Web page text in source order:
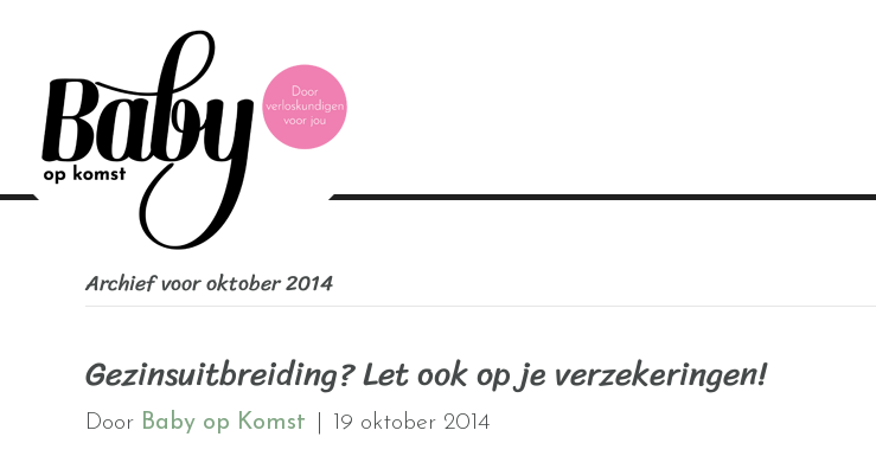
Archief voor oktober 2014
Gezinsuitbreiding? Let ook op je verzekeringen!
Door Baby op Komst 19 oktober 2014